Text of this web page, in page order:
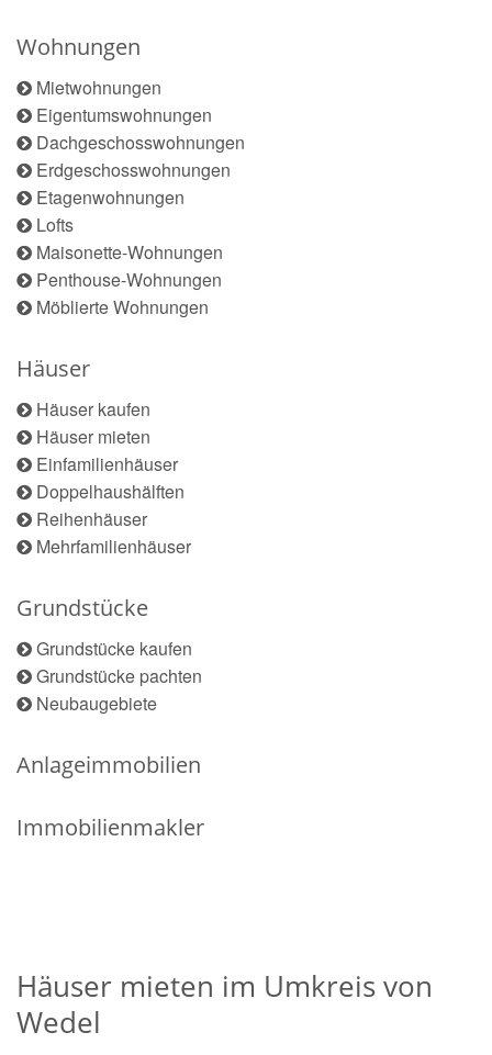
Wohnungen
Mietwohnungen
Eigentumswohnungen
Dachgeschosswohnungen
Erdgeschosswohnungen
Etagenwohnungen
Lofts
Maisonette-Wohnungen
Penthouse-Wohnungen
Möblierte Wohnungen
Häuser
Häuser kaufen
Häuser mieten
Einfamilienhäuser
Doppelhaushälften
Reihenhäuser
Mehrfamilienhäuser
Grundstücke
Grundstücke kaufen
Grundstücke pachten
Neubaugebiete
Anlageimmobilien
Immobilienmakler
Häuser mieten im Umkreis von
Wedel